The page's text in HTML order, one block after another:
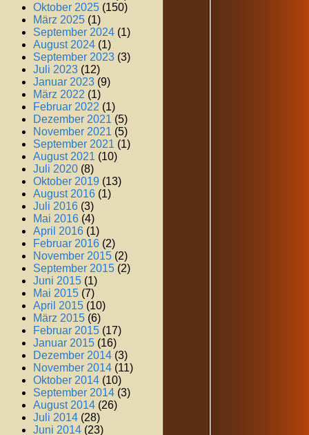
Oktober 2025 (150)
März 2025 (1)
September 2024 (1)
August 2024 (1)
September 2023 (3)
Juli 2023 (12)
Januar 2023 (9)
März 2022 (1)
Februar 2022 (1)
Dezember 2021 (5)
November 2021 (5)
September 2021 (1)
August 2021 (10)
Juli 2020 (8)
Oktober 2019 (13)
August 2016 (1)
Juli 2016 (3)
Mai 2016 (4)
April 2016 (1)
Februar 2016 (2)
November 2015 (2)
September 2015 (2)
Juni 2015 (1)
Mai 2015 (7)
April 2015 (10)
März 2015 (6)
Februar 2015 (17)
Januar 2015 (16)
Dezember 2014 (3)
November 2014 (11)
Oktober 2014 (10)
September 2014 (3)
August 2014 (26)
Juli 2014 (28)
Juni 2014 (23)